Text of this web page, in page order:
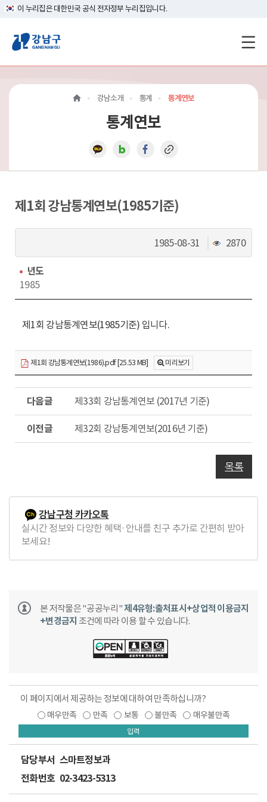
이 누리집은 대한민국 공식 전자정부 누리집입니다.
강
남
구
메
인
이
동
강남소개 통계 통계연보
통계연보
제1회 강남통계연보(1985기준)
1985-08-31
조
회
2870
년도
1985
제1회 강남통계연보(1985기준) 입니다.
제1회 강남통계연보(1986).pdf [25.53 MB] 미리보기
글
제33회 강남통계연보 (2017년 기준)
글
제32회 강남통계연보(2016년 기준)
목록
강남구청 카카오톡
실시간 정보와 다양한 혜택·안내를 친구 추가로 간편히 받아
보세요!
본 저작물은 "공공누리"제4유형:출처표시+상업적 이용금지
+변경금지 조건에 따라 이용 할 수 있습니다.
이 페이지에서 제공하는 정보에 대하여 만족하십니까?
매우만족 만족 보통 불만족 매우불만족
입력
담당부서 스마트정보과
전화번호 02-3423-5313